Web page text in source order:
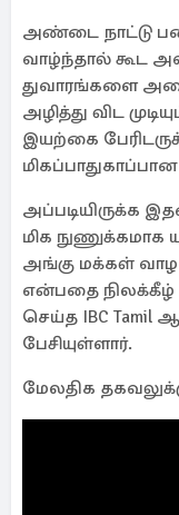
அண்டை நாட்டு
வாழ்ந்தால் கூட
துவாரங்களை
அழித்து விட
இயற்கை
அப்படியிருக்க
மிக நுணுக்கமாக
அங்கு மக்கள்
என்பதை நிலக்கீழ்
செய்த IBC Tamil
பேசியுள்ளார்.
மேலதிக